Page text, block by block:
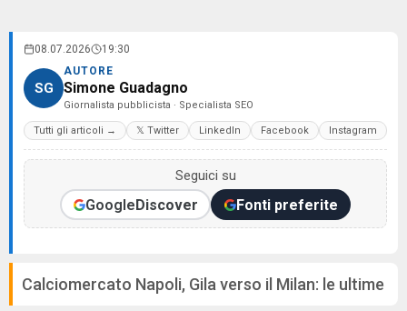
08.07.2026 19:30
SG
AUTORE
Simone Guadagno
Giornalista pubblicista · Specialista SEO
Tutti gli articoli → 𝕏 Twitter LinkedIn Facebook Instagram
Seguici su
GoogleDiscover Fonti preferite
Calciomercato Napoli, Gila verso il Milan: le ultime